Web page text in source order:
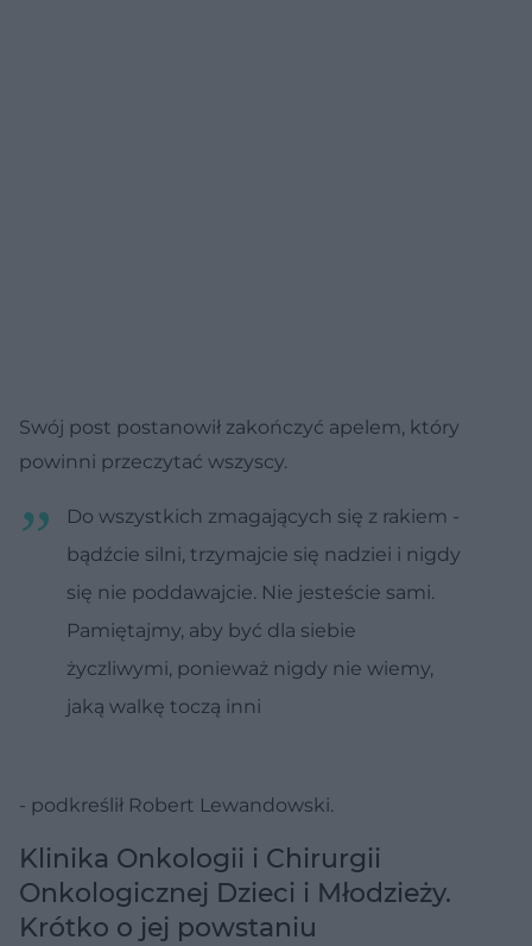
Swój post postanowił zakończyć apelem, który
powinni przeczytać wszyscy.
Do wszystkich zmagających się z rakiem -
bądźcie silni, trzymajcie się nadziei i nigdy
się nie poddawajcie. Nie jesteście sami.
Pamiętajmy, aby być dla siebie
życzliwymi, ponieważ nigdy nie wiemy,
jaką walkę toczą inni
- podkreślił Robert Lewandowski.
Klinika Onkologii i Chirurgii
Onkologicznej Dzieci i Młodzieży.
Krótko o jej powstaniu